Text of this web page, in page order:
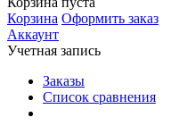
Корзина Оформить заказ
Аккаунт
Учетная запись
Заказы
Список сравнения